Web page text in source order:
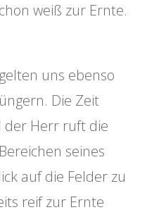
weiß zur Ernte.
uns ebenso
Die Zeit
der Herr ruft die
seines
auf die Felder zu
reif zur Ernte